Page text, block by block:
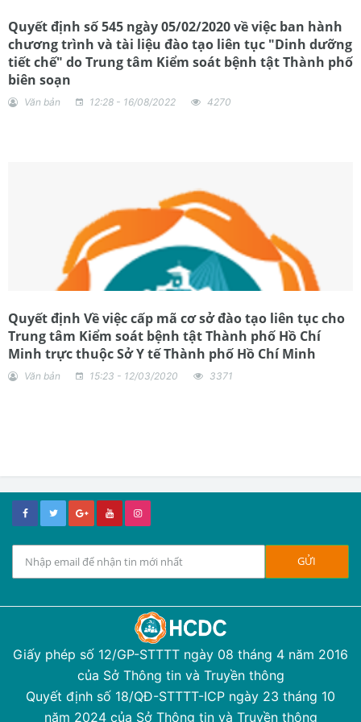
Quyết định số 545 ngày 05/02/2020 về việc ban hành
chương trình và tài liệu đào tạo liên tục "Dinh dưỡng
tiết chế" do Trung tâm Kiểm soát bệnh tật Thành phố
biên soạn
Văn bản 12:28 - 16/08/2022 4270
Quyết định Về việc cấp mã cơ sở đào tạo liên tục cho
Trung tâm Kiểm soát bệnh tật Thành phố Hồ Chí
Minh trực thuộc Sở Y tế Thành phố Hồ Chí Minh
Văn bản 15:23 - 12/03/2020 3371
Giấy phép số 12/GP-STTTT ngày 08 tháng 4 năm 2016
của Sở Thông tin và Truyền thông
Quyết định số 18/QĐ-STTTT-ICP ngày 23 tháng 10
năm 2024 của Sở Thông tin và Truyền thông